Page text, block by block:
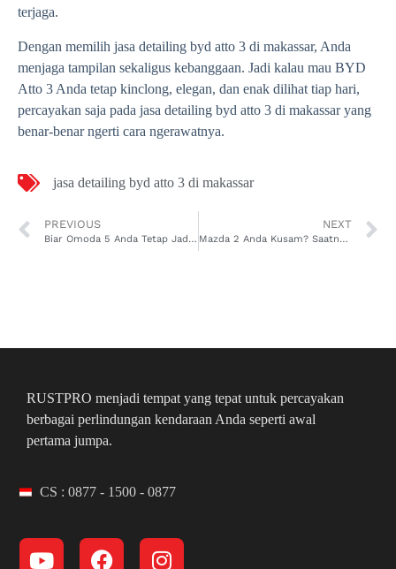
terjaga.
Dengan memilih jasa detailing byd atto 3 di makassar, Anda
menjaga tampilan sekaligus kebanggaan. Jadi kalau mau BYD
Atto 3 Anda tetap kinclong, elegan, dan enak dilihat tiap hari,
percayakan saja pada jasa detailing byd atto 3 di makassar yang
benar-benar ngerti cara ngerawatnya.
jasa detailing byd atto 3 di makassar
PREVIOUS
Biar Omoda 5 Anda Tetap Jadi Pusat Perhatian, Pilih Saja Jasa Detailing Chery Omoda 5 di Makassar
NEXT
Mazda 2 Anda Kusam? Saatnya Coba Jasa Detailing Mazda 2 di Makassar yang Bikin Kinclong Lagi!
RUSTPRO menjadi tempat yang tepat untuk percayakan
berbagai perlindungan kendaraan Anda seperti awal
pertama jumpa.
CS : 0877 - 1500 - 0877